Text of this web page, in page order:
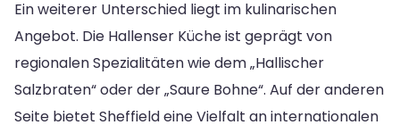
Ein weiterer Unterschied liegt im kulinarischen
Angebot. Die Hallenser Küche ist geprägt von
regionalen Spezialitäten wie dem „Hallischer
Salzbraten“ oder der „Saure Bohne“. Auf der anderen
Seite bietet Sheffield eine Vielfalt an internationalen